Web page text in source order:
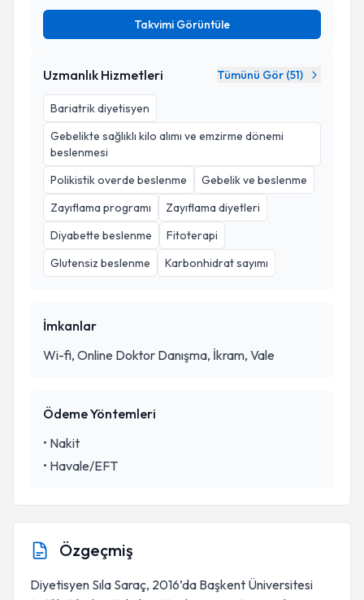
Takvimi Görüntüle
Uzmanlık Hizmetleri Tümünü Gör (51)
Bariatrik diyetisyen
Gebelikte sağlıklı kilo alımı ve emzirme dönemi
beslenmesi
Polikistik overde beslenme
Gebelik ve beslenme
Zayıflama programı
Zayıflama diyetleri
Diyabette beslenme
Fitoterapi
Glutensiz beslenme
Karbonhidrat sayımı
İmkanlar
Wi-fi, Online Doktor Danışma, İkram, Vale
Ödeme Yöntemleri
• Nakit
• Havale/EFT
Özgeçmiş
Diyetisyen Sıla Saraç, 2016’da Başkent Üniversitesi